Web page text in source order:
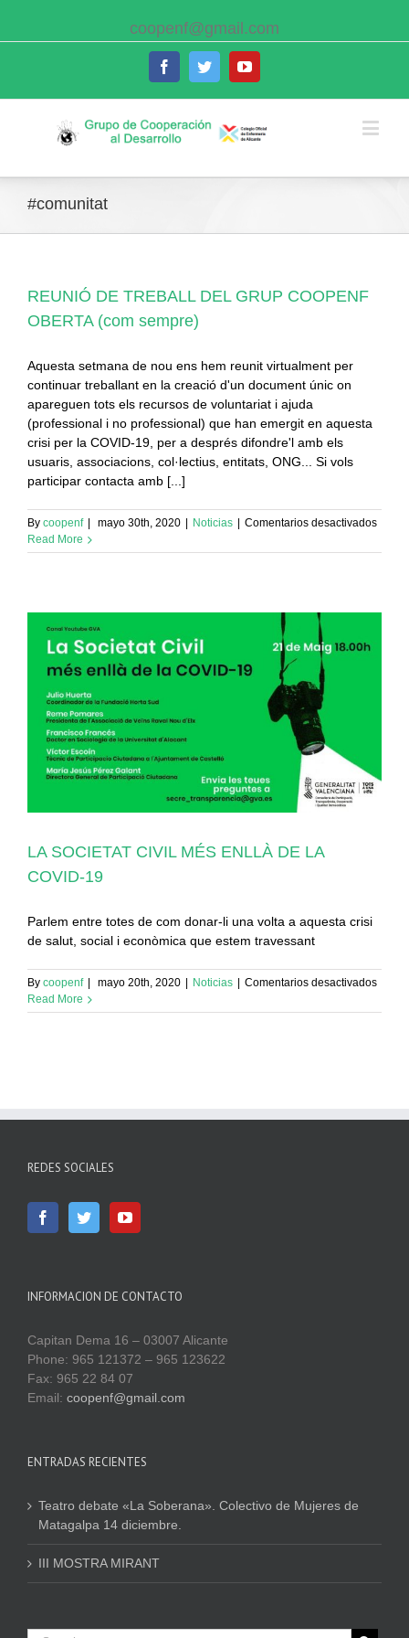
coopenf@gmail.com
FacebookTwitterYoutube
#comunitat
REUNIÓ DE TREBALL DEL GRUP COOPENF
OBERTA (com sempre)
Aquesta setmana de nou ens hem reunit virtualment per
continuar treballant en la creació d'un document únic on
apareguen tots els recursos de voluntariat i ajuda
(professional i no professional) que han emergit en aquesta
crisi per la COVID-19, per a després difondre'l amb els
usuaris, associacions, col·lectius, entitats, ONG... Si vols
participar contacta amb [...]
By coopenf mayo 30th, 2020 Noticias Comentarios desactivadosen
DE
Read More
LA SOCIETAT CIVIL MÉS ENLLÀ DE LA
COVID-19
Parlem entre totes de com donar-li una volta a aquesta crisi
de salut, social i econòmica que estem travessant
By coopenf | mayo 20th, 2020 | Noticias | Comentarios desactivadosen
Read More
REDES SOCIALES
INFORMACION DE CONTACTO
Capitan Dema 16 – 03007 Alicante
Phone: 965 121372 – 965 123622
Fax: 965 22 84 07
Email: coopenf@gmail.com
ENTRADAS RECIENTES
Teatro debate «La Soberana». Colectivo de Mujeres de
Matagalpa 14 diciembre.
III MOSTRA MIRANT